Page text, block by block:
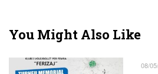
You Might Also Like
08/